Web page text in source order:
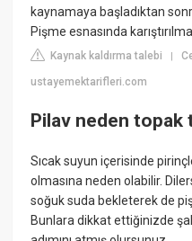
kaynamaya başladıktan
Pişme esnasında
Kaynak kaldırma talebi |
ustayemektarifleri.com
Pilav neden topak
Sıcak suyun içerisinde
olmasına neden olabilir.
soğuk suda bekleterek de
Bunlara dikkat ettiğinizde